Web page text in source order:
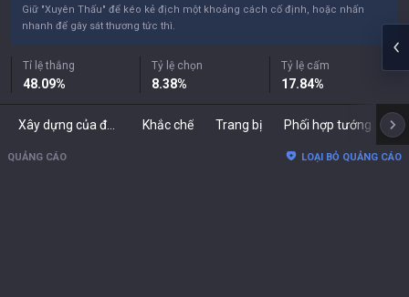
Giữ "Xuyên Thấu" để kéo kẻ địch một khoảng cách cố định, hoặc nhấn
nhanh để gây sát thương tức thì.
Tỉ lệ thắng
48.09%
Tỷ lệ chọn
8.38%
Tỷ lệ cấm
17.84%
Khắc chế Trang bị Phối hợp tướng
QUẢNG CÁO LOẠI BỎ QUẢNG CÁO